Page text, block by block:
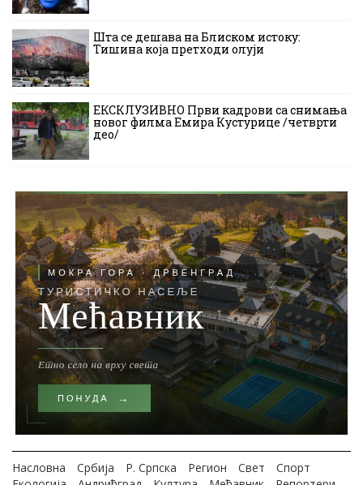
Шта се дешава на Блиском истоку:
Тишина која претходи олуји
ЕКСКЛУЗИВНО Први кадрови са снимања
новог филма Емира Кустурице /четврти
део/
Насловна Србија Р. Српска Регион Свет
Спорт